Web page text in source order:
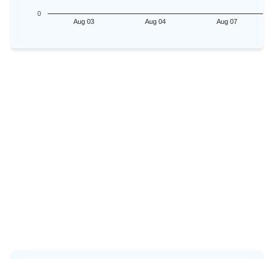
Aug 03 Aug 04 Aug 07
0